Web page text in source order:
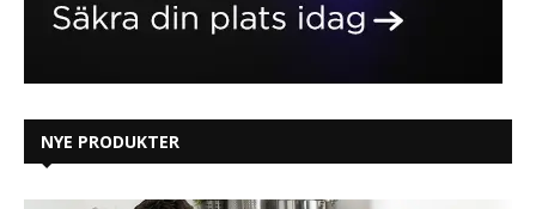
NYE PRODUKTER